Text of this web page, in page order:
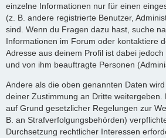
einzelne Informationen nur für einen
(z. B. andere registrierte Benutzer,
sind. Wenn du Fragen dazu hast, suche
Informationen im Forum oder kontaktiere
Adresse aus deinem Profil ist dabei
und von ihm beauftragte Personen
Andere als die oben genannten Daten
deiner Zustimmung an Dritte weitergeben.
auf Grund gesetzlicher Regelungen zur
B. an Strafverfolgungsbehörden)
Durchsetzung rechtlicher Interessen